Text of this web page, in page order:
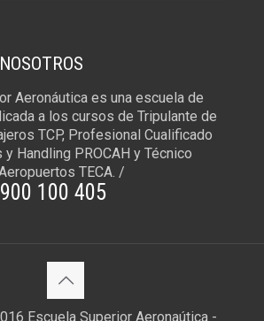
Aeronáutica es una escuela de
a los cursos de Tripulante de
TCP, Profesional Cualificado
Handling PROCAH y Técnico
TECA. /
100 405
Escuela Superior Aeronaútica -